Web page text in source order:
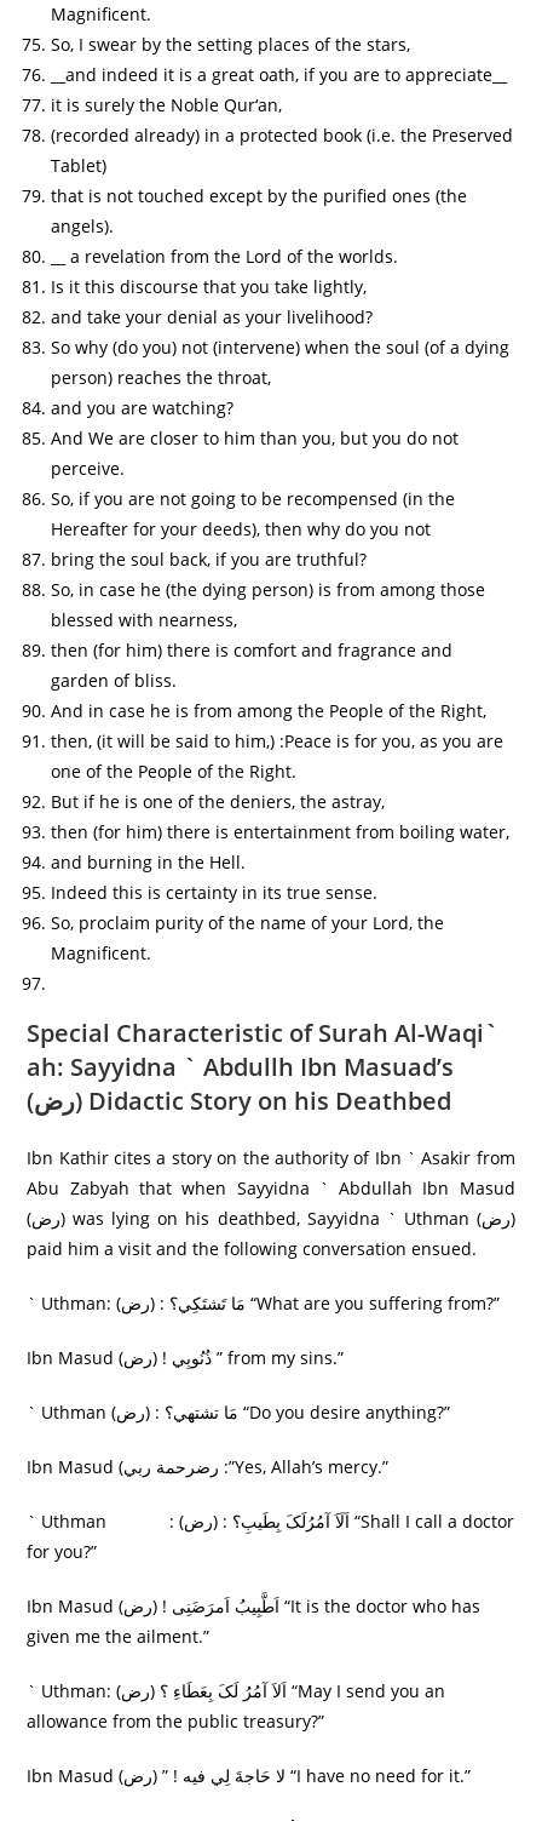
Magnificent.
So, I swear by the setting places of the stars,
__and indeed it is a great oath, if you are to appreciate__
it is surely the Noble Qur‘an,
(recorded already) in a protected book (i.e. the Preserved
Tablet)
that is not touched except by the purified ones (the
angels).
__ a revelation from the Lord of the worlds.
Is it this discourse that you take lightly,
and take your denial as your livelihood?
So why (do you) not (intervene) when the soul (of a dying
person) reaches the throat,
and you are watching?
And We are closer to him than you, but you do not
perceive.
So, if you are not going to be recompensed (in the
Hereafter for your deeds), then why do you not
bring the soul back, if you are truthful?
So, in case he (the dying person) is from among those
blessed with nearness,
then (for him) there is comfort and fragrance and
garden of bliss.
And in case he is from among the People of the Right,
then, (it will be said to him,) :Peace is for you, as you are
one of the People of the Right.
But if he is one of the deniers, the astray,
then (for him) there is entertainment from boiling water,
and burning in the Hell.
Indeed this is certainty in its true sense.
So, proclaim purity of the name of your Lord, the
Magnificent.
Special Characteristic of Surah Al-Waqi`
ah: Sayyidna ` Abdullh Ibn Masuad’s
(رض) Didactic Story on his Deathbed
Ibn Kathir cites a story on the authority of Ibn ` Asakir from
Abu Zabyah that when Sayyidna ` Abdullah Ibn Masud
(رض) was lying on his deathbed, Sayyidna ` Uthman (رض)
paid him a visit and the following conversation ensued.
` Uthman: (رض) : مَا تَشتَکِي؟ “What are you suffering from?”
Ibn Masud (رض) ! ذُنُوبِي ” from my sins.”
` Uthman (رض) : مَا تشتهي؟ “Do you desire anything?”
Ibn Masud (رضرحمة ربي :”Yes, Allah’s mercy.”
` Uthman : (رض) : اَلَاَ آمُرُلَکَ بِطَيبِ؟ “Shall I call a doctor
for you?”
Ibn Masud (رض) ! اَطَّبِيبُ اَمرَضَنِی “It is the doctor who has
given me the ailment.”
` Uthman: (رض) اَلاَ آمُرُ لَکَ بِعَطَاءِ ؟ “May I send you an
allowance from the public treasury?”
Ibn Masud (رض) ” ! لا حَاجةَ لِي فيه “I have no need for it.”